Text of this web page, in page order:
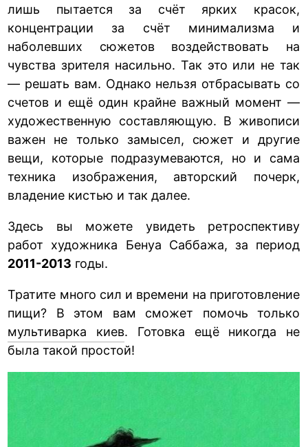
лишь пытается за счёт ярких красок,
концентрации за счёт минимализма и
наболевших сюжетов воздействовать на
чувства зрителя насильно. Так это или не так
— решать вам. Однако нельзя отбрасывать со
счетов и ещё один крайне важный момент —
художественную составляющую. В живописи
важен не только замысел, сюжет и другие
вещи, которые подразумеваются, но и сама
техника изображения, авторский почерк,
владение кистью и так далее.
Здесь вы можете увидеть ретроспективу
работ художника Бенуа Саббажа, за период
2011-2013 годы.
Тратите много сил и времени на приготовление
пищи? В этом вам сможет помочь только
мультиварка киев. Готовка ещё никогда не
была такой простой!